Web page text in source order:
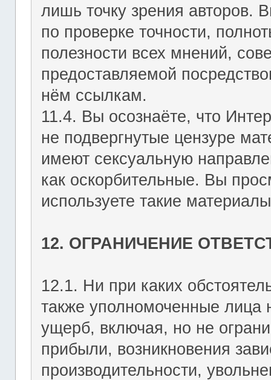
лишь точку зрения авторов.
по проверке точности,
полезности всех мнений,
предоставляемой
нём ссылкам.
11.4. Вы осознаёте, что
не подвергнутые цензуре
имеют сексуальную
как оскорбительные. Вы
используете такие
12. ОГРАНИЧЕНИЕ
12.1. Ни при каких
также уполномоченные лица
ущерб, включая, но не
прибыли, возникновения
производительности,